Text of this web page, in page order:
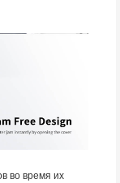
во время их